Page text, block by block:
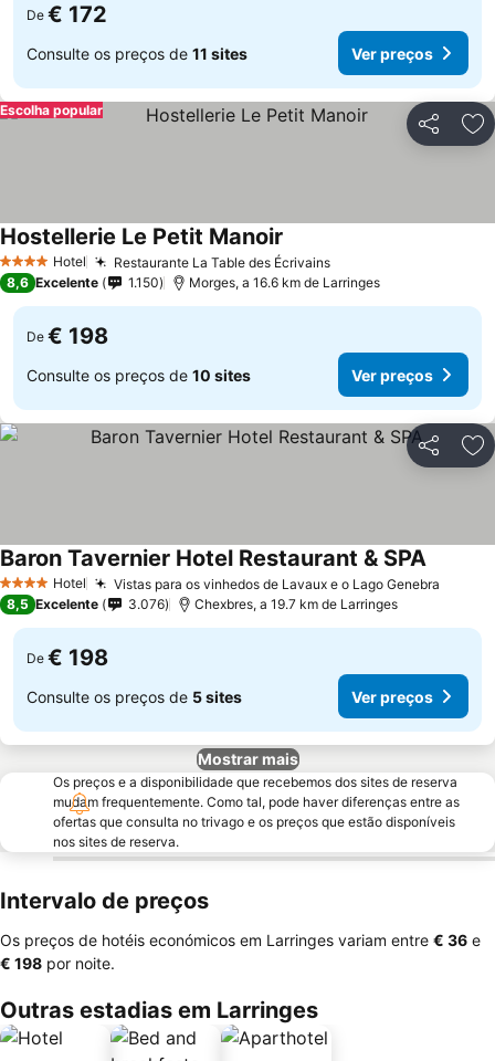
De € 172
Consulte os preços de 11 sites Ver preços
Partilhar
Escolha popular
4 EstrelasHotel Restaurante La Table des Écrivains
Hostellerie Le Petit Manoir
8,6 Excelente 1.150 Morges, a 16.6 km de Larringes
De € 198
Consulte os preços de 10 sites Ver preços
Partilhar
4 EstrelasHotel Vistas para os vinhedos de Lavaux e o Lago Genebra
Baron Tavernier Hotel Restaurant & SPA
8,5 Excelente 3.076 Chexbres, a 19.7 km de Larringes
De € 198
Consulte os preços de 5 sites Ver preços
Mostrar mais
Os preços e a disponibilidade que recebemos dos sites de reserva
mudam frequentemente. Como tal, pode haver diferenças entre as
ofertas que consulta no trivago e os preços que estão disponíveis
nos sites de reserva.
Intervalo de preços
Os preços de hotéis económicos em Larringes variam entre ‎€ 36 e
‎€ 198 por noite.
Outras estadias em Larringes